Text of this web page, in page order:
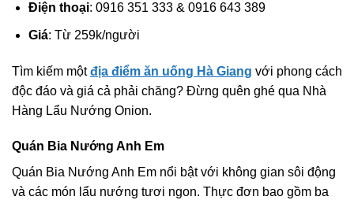
Điện thoại: 0916 351 333 & 0916 643 389
Giá: Từ 259k/người
Tìm kiếm mộtđịa điểm ăn uống Hà Giang với phong cách
độc đáo và giá cả phải chăng? Đừng quên ghé qua Nhà
Hàng Lẩu Nướng Onion.
Quán Bia Nướng Anh Em
Quán Bia Nướng Anh Em nổi bật với không gian sôi động
và các món lẩu nướng tươi ngon. Thực đơn bao gồm ba